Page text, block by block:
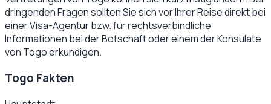
dringenden Fragen sollten Sie sich vor Ihrer Reise direkt bei
einer Visa-Agentur bzw. für rechtsverbindliche
Informationen bei der Botschaft oder einem der Konsulate
von Togoerkundigen.
Togo Fakten